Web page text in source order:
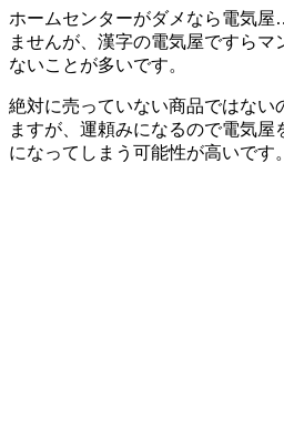
ホームセンターがダメなら電気
ませんが、漢字の電気屋ですらマ
ないことが多いです。
絶対に売っていない商品ではない
ますが、運頼みになるので電気屋
になってしまう可能性が高いです。